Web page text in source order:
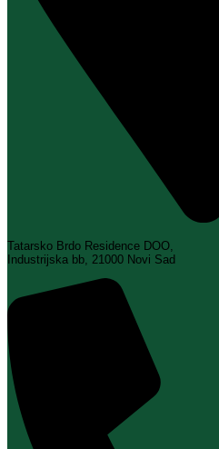
Tatarsko Brdo Residence DOO,
Industrijska bb, 21000 Novi Sad